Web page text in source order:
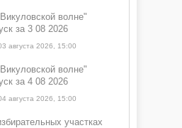
волне"
за 3 08 2026
августа 2026, 15:00
волне"
за 4 08 2026
августа 2026, 15:00
участках